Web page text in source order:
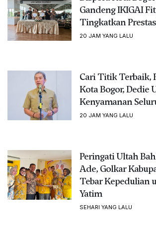
Gandeng IKIGAI
Tingkatkan
20 JAM YANG LALU
Cari Titik Terbaik,
Kota Bogor, Dedie
Kenyamanan
20 JAM YANG LALU
Peringati Ultah
Ade, Golkar
Tebar Kepedulian
Yatim
SEHARI YANG LALU